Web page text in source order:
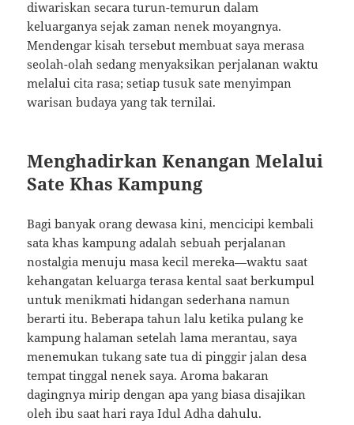
diwariskan secara turun-temurun dalam
keluarganya sejak zaman nenek moyangnya.
Mendengar kisah tersebut membuat saya merasa
seolah-olah sedang menyaksikan perjalanan waktu
melalui cita rasa; setiap tusuk sate menyimpan
warisan budaya yang tak ternilai.
Menghadirkan Kenangan Melalui
Sate Khas Kampung
Bagi banyak orang dewasa kini, mencicipi kembali
sata khas kampung adalah sebuah perjalanan
nostalgia menuju masa kecil mereka—waktu saat
kehangatan keluarga terasa kental saat berkumpul
untuk menikmati hidangan sederhana namun
berarti itu. Beberapa tahun lalu ketika pulang ke
kampung halaman setelah lama merantau, saya
menemukan tukang sate tua di pinggir jalan desa
tempat tinggal nenek saya. Aroma bakaran
dagingnya mirip dengan apa yang biasa disajikan
oleh ibu saat hari raya Idul Adha dahulu.